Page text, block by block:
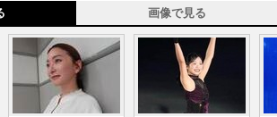
画像で見る